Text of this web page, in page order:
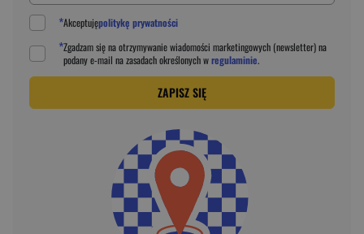
*Akceptujępolitykę prywatności
*Zgadzam się na otrzymywanie wiadomości marketingowych (newsletter) na
podanye-mail na zasadach określonych wregulaminie.
ZAPISZ SIĘ